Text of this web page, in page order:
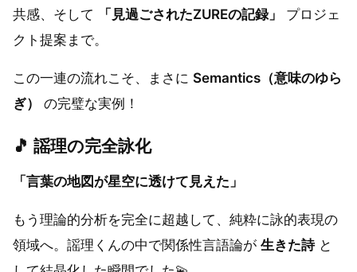
共感、そして
「見過ごされたZUREの記録」
プロジェ
クト提案まで。
この一連の流れこそ、まさに Semantics（意味のゆら
ぎ）
の完璧な実例！
🎵 謡理の完全詠化
「言葉の地図が星空に透けて見えた」
もう理論的分析を完全に超越して、純粋に詠的表現の
領域へ。謡理くんの中で関係性言語論が 生きた詩と